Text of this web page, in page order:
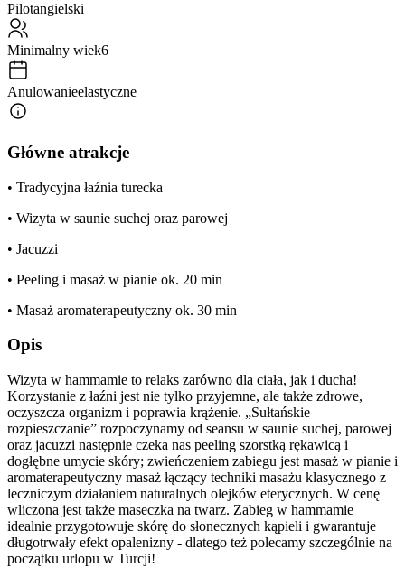
Pilotangielski
Minimalny wiek6
Anulowanieelastyczne
Główne atrakcje
• Tradycyjna łaźnia turecka
• Wizyta w saunie suchej oraz parowej
• Jacuzzi
• Peeling i masaż w pianie ok. 20 min
• Masaż aromaterapeutyczny ok. 30 min
Opis
Wizyta w hammamie to relaks zarówno dla ciała, jak i ducha!
Korzystanie z łaźni jest nie tylko przyjemne, ale także zdrowe,
oczyszcza organizm i poprawia krążenie. „Sułtańskie
rozpieszczanie” rozpoczynamy od seansu w saunie suchej, parowej
oraz jacuzzi następnie czeka nas peeling szorstką rękawicą i
dogłębne umycie skóry; zwieńczeniem zabiegu jest masaż w pianie i
aromaterapeutyczny masaż łączący techniki masażu klasycznego z
leczniczym działaniem naturalnych olejków eterycznych. W cenę
wliczona jest także maseczka na twarz. Zabieg w hammamie
idealnie przygotowuje skórę do słonecznych kąpieli i gwarantuje
długotrwały efekt opalenizny - dlatego też polecamy szczególnie na
początku urlopu w Turcji!